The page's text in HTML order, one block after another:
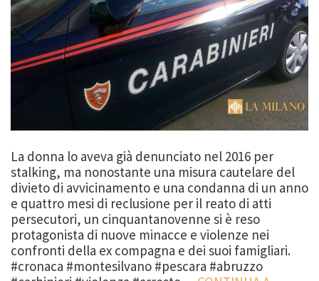
La donna lo aveva già denunciato nel 2016 per
stalking, ma nonostante una misura cautelare del
divieto di avvicinamento e una condanna di un anno
e quattro mesi di reclusione per il reato di atti
persecutori, un cinquantanovenne si è reso
protagonista di nuove minacce e violenze nei
confronti della ex compagna e dei suoi famigliari.
#cronaca #montesilvano #pescara #abruzzo